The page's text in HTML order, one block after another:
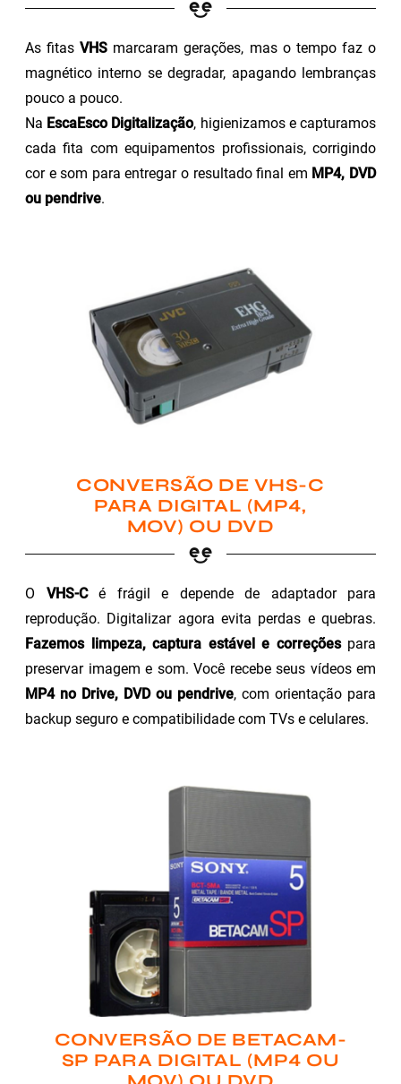
As fitasVHS marcaram gerações, mas o tempo faz o
magnético interno se degradar, apagando lembranças
pouco a pouco.
Na EscaEsco Digitalização, higienizamos e capturamos
cada fita com equipamentos profissionais, corrigindo
cor e som para entregar o resultado final em MP4, DVD
ou pendrive.
CONVERSÃO DE VHS-C
PARA DIGITAL (MP4,
MOV) OU DVD
O VHS-Cé frágil e depende de adaptador para
reprodução. Digitalizar agora evita perdas e quebras.
Fazemos limpeza, captura estável e correçõespara
preservar imagem e som. Você recebe seus vídeos em
MP4 no Drive, DVD ou pendrive, com orientação para
backup seguro e compatibilidade com TVs e celulares.
CONVERSÃO DE BETACAM-
SP PARA DIGITAL (MP4 OU